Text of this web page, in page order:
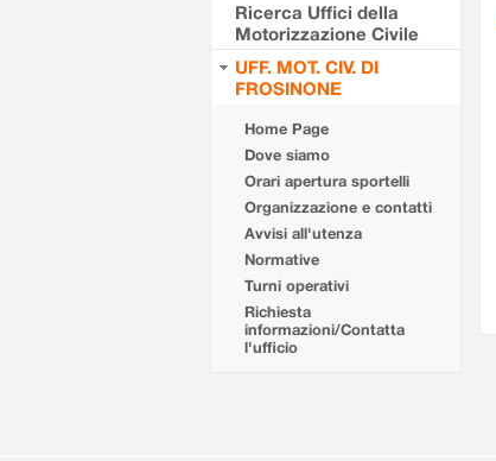
Ricerca Uffici della
Motorizzazione Civile
UFF. MOT. CIV. DI
FROSINONE
Home Page
Dove siamo
Orari apertura sportelli
Organizzazione e contatti
Avvisi all'utenza
Normative
Turni operativi
Richiesta
informazioni/Contatta
l'ufficio